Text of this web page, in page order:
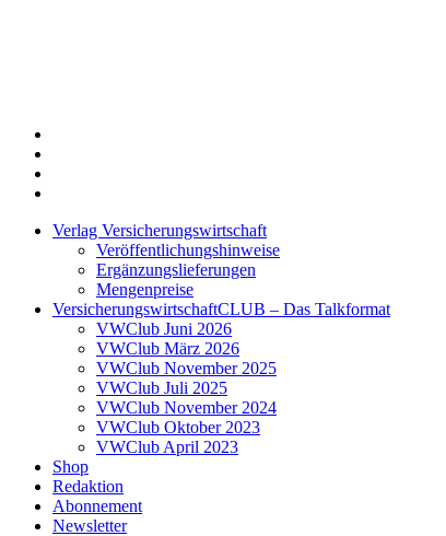
Verlag Versicherungswirtschaft
Veröffentlichungshinweise
Ergänzungslieferungen
Mengenpreise
VersicherungswirtschaftCLUB – Das Talkformat
VWClub Juni 2026
VWClub März 2026
VWClub November 2025
VWClub Juli 2025
VWClub November 2024
VWClub Oktober 2023
VWClub April 2023
Shop
Redaktion
Abonnement
Newsletter